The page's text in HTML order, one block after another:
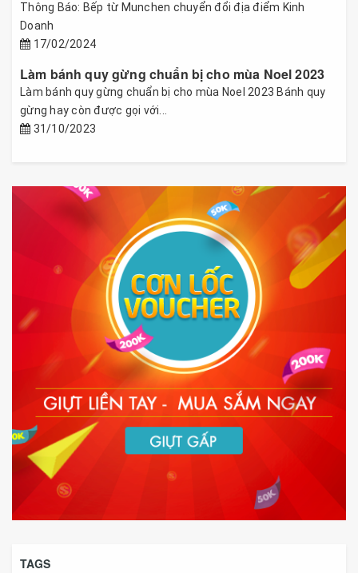
Thông Báo: Bếp từ Munchen chuyển đổi địa điểm Kinh
Doanh
17/02/2024
Làm bánh quy gừng chuẩn bị cho mùa Noel 2023
Làm bánh quy gừng chuẩn bị cho mùa Noel 2023 Bánh quy
gừng hay còn được gọi với...
31/10/2023
TAGS